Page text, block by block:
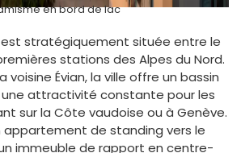
en bord de lac
stratégiquement située entre le
stations des Alpes du Nord.
voisine Évian, la ville offre un bassin
une attractivité constante pour les
sur la Côte vaudoise ou à Genève.
appartement de standing vers le
immeuble de rapport en centre-